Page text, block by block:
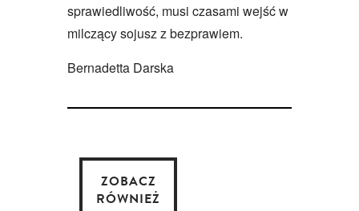
sprawiedliwość, musi czasami wejść w
milczący sojusz z bezprawiem.
Bernadetta Darska
ZOBACZ
RÓWNIEŻ